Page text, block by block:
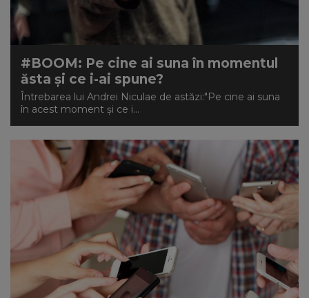
NEWS
CONTUL MEU
#BOOM: Pe cine ai suna în momentul
ăsta şi ce i-ai spune?
Întrebarea lui Andrei Niculae de astăzi:"Pe cine ai suna
în acest moment şi ce i...